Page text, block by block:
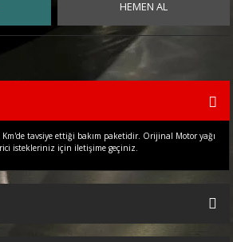
HEMEN AL
Km'de tavsiye ettiği bakım paketidir. Orijinal Motor yağı
istekleriniz için iletişime geçiniz.